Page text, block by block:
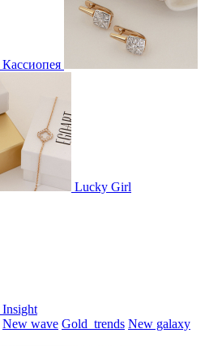
Кассиопея
Lucky Girl
Insight
New wave Gold_trends New galaxy